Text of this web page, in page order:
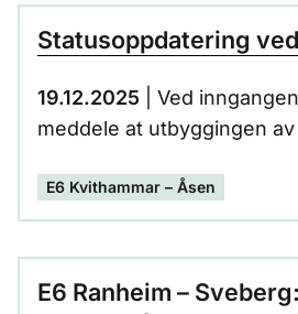
Statusoppdatering
19.12.2025 | Ved
meddele at utbyggingen av
E6 Kvithammar – Åsen
E6 Ranheim –